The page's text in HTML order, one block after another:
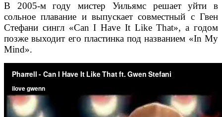
В 2005-м году мистер Уильямс решает уйти в
сольное плавание и выпускает совместный с Гвен
Стефани сингл «Can I Have It Like That», а годом
позже выходит его пластинка под названием «In My
Mind».